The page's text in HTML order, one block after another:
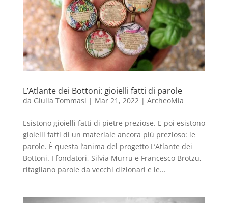
L’Atlante dei Bottoni: gioielli fatti di parole
da Giulia Tommasi | Mar 21, 2022| ArcheoMia
Esistono gioielli fatti di pietre preziose. E poi esistono
gioielli fatti di un materiale ancora più prezioso: le
parole. È questa l’anima del progetto L’Atlante dei
Bottoni. I fondatori, Silvia Murru e Francesco Brotzu,
ritagliano parole da vecchi dizionari e le...